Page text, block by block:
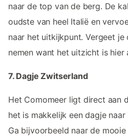
naar de top van de berg. De
oudste van heel Italië en
naar het uitkijkpunt. Vergeet je
nemen want het uitzicht is hier
7. Dagje Zwitserland
Het Comomeer ligt direct aan
het is makkelijk een dagje
Ga bijvoorbeeld naar de